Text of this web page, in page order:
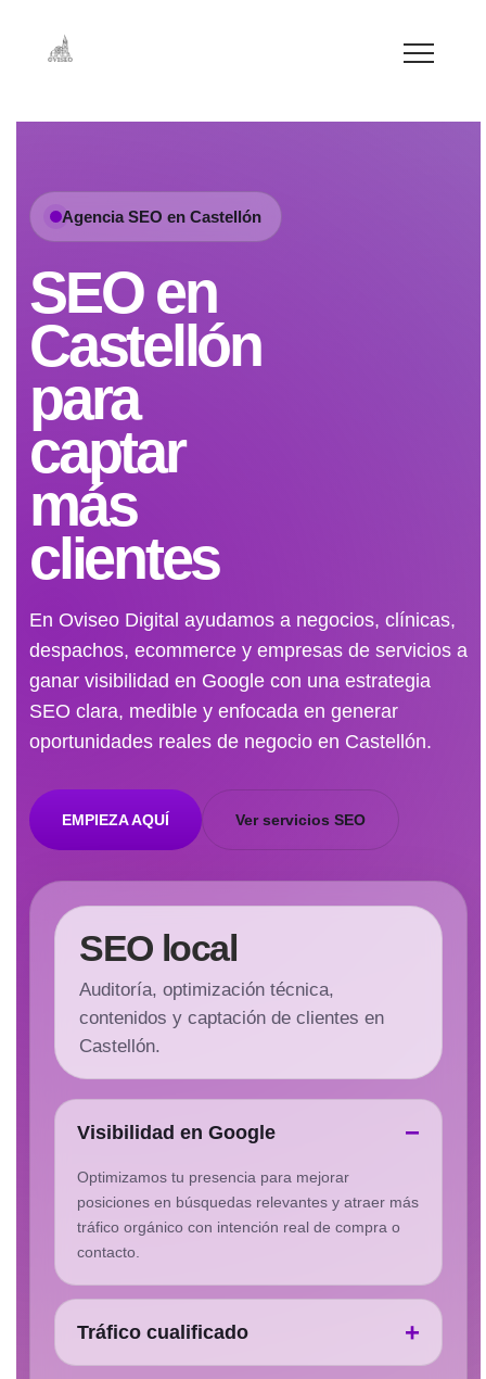
Agencia SEO en Castellón
SEO en
Castellón
para
captar
más
clientes
En Oviseo Digital ayudamos a negocios, clínicas,
despachos, ecommerce y empresas de servicios a
ganar visibilidad en Google con una estrategia
SEO clara, medible y enfocada en generar
oportunidades reales de negocio en Castellón.
EMPIEZA AQUÍ Ver servicios SEO
SEO local
Auditoría, optimización técnica,
contenidos y captación de clientes en
Castellón.
Visibilidad en Google
Optimizamos tu presencia para mejorar
posiciones en búsquedas relevantes y atraer más
tráfico orgánico con intención real de compra o
contacto.
Tráfico cualificado